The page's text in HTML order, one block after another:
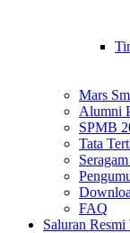
Mars
Alumni
SPMB
Tata
FAQ
Saluran Resmi